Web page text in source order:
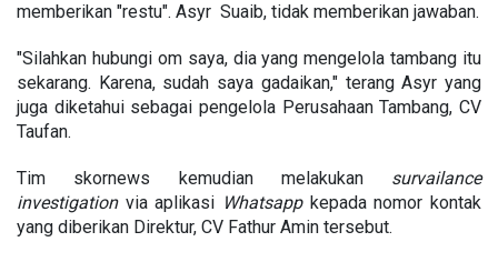
memberikan "restu". Asyr Suaib, tidak memberikan jawaban.
"Silahkan hubungi om saya, dia yang mengelola tambang itu
sekarang. Karena, sudah saya gadaikan," terang Asyr yang
juga diketahui sebagai pengelola Perusahaan Tambang, CV
Taufan.
Tim skornews kemudian melakukan survailance
investigationvia aplikasi Whatsappkepada nomor kontak
yang diberikan Direktur, CV Fathur Amin tersebut.